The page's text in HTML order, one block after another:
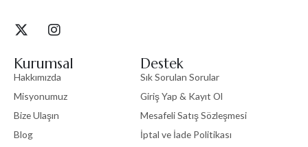
Kurumsal
Hakkımızda
Misyonumuz
Bize Ulaşın
Blog
Destek
Sık Sorulan Sorular
Giriş Yap & Kayıt Ol
Mesafeli Satış Sözleşmesi
İptal ve İade Politikası